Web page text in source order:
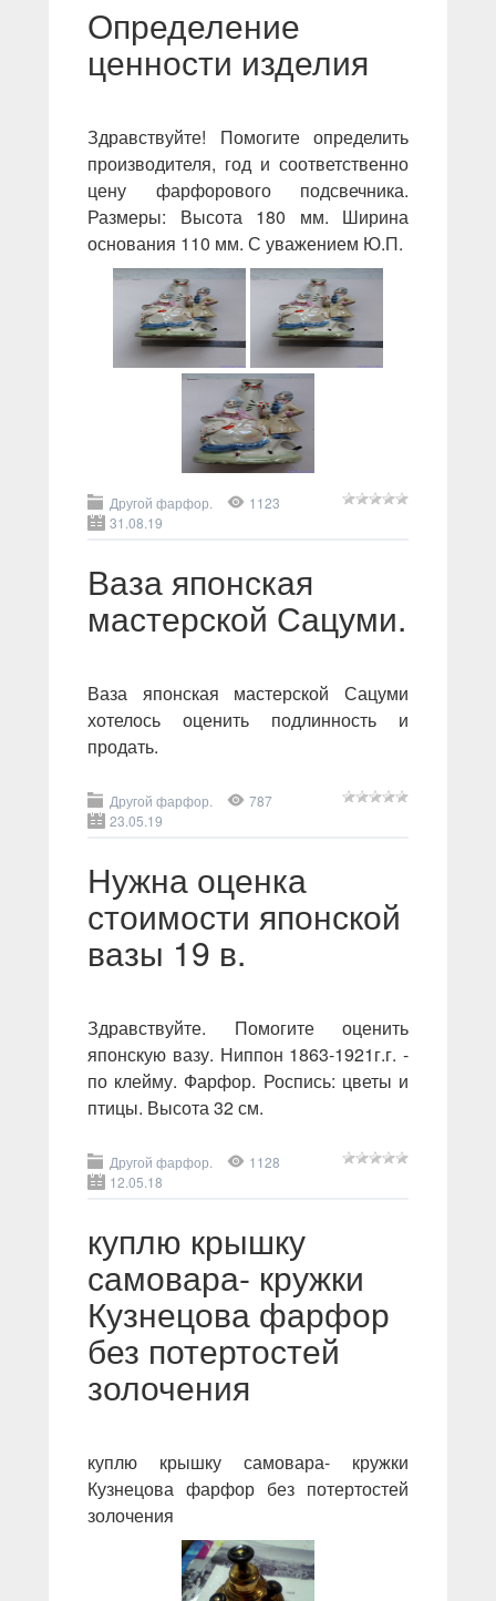
Определение
ценности изделия
Здравствуйте! Помогите определить
производителя, год и соответственно
цену фарфорового подсвечника.
Размеры: Высота 180 мм. Ширина
основания 110 мм. С уважением Ю.П.
Другой фарфор.
1123
31.08.19
Ваза японская
мастерской Сацуми.
Ваза японская мастерской Сацуми
хотелось оценить подлинность и
продать.
Другой фарфор.
787
23.05.19
Нужна оценка
стоимости японской
вазы 19 в.
Здравствуйте. Помогите оценить
японскую вазу. Ниппон 1863-1921г.г. -
по клейму. Фарфор. Роспись: цветы и
птицы. Высота 32 см.
Другой фарфор.
1128
12.05.18
куплю крышку
самовара- кружки
Кузнецова фарфор
без потертостей
золочения
куплю крышку самовара- кружки
Кузнецова фарфор без потертостей
золочения